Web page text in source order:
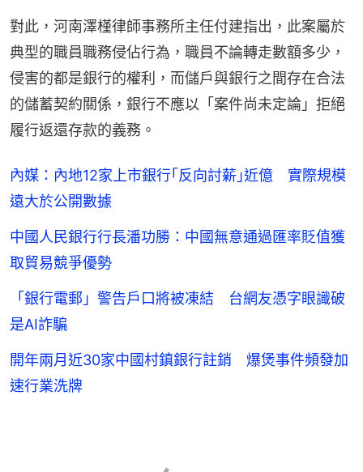
對此，河南澤槿律師事務所主任付建指出，此案屬於
典型的職員職務侵佔行為，職員不論轉走數額多少，
侵害的都是銀行的權利，而儲戶與銀行之間存在合法
的儲蓄契約關係，銀行不應以「案件尚未定論」拒絕
履行返還存款的義務。
內媒：內地12家上市銀行｢反向討薪｣近億 實際規模
遠大於公開數據
中國人民銀行行長潘功勝：中國無意通過匯率貶值獲
取貿易競爭優勢
「銀行電郵」警告戶口將被凍結 台網友憑字眼識破
是AI詐騙
開年兩月近30家中國村鎮銀行註銷 爆煲事件頻發加
速行業洗牌